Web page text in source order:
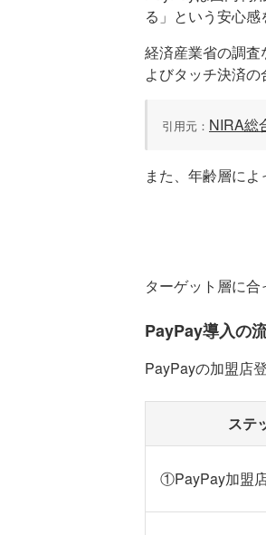
る」という安心
経済産業省の調
よびタッチ決済の
引用元： NIRA総
また、年齢層に
ターゲット層に合
PayPay導入の
PayPayの加盟店
ステ
①PayPay加盟